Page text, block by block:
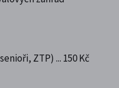
ZTP) ... 150 Kč